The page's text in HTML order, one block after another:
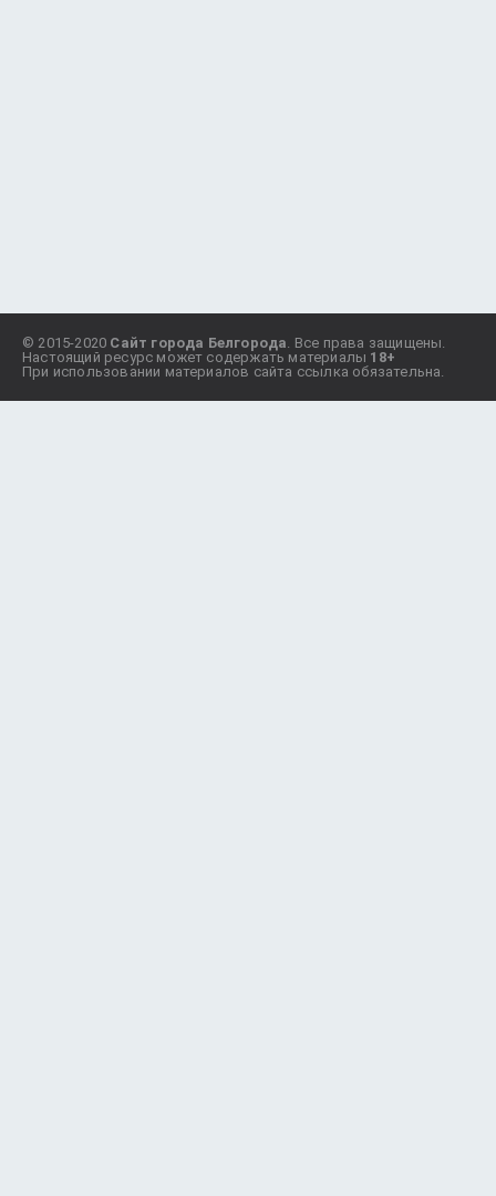
© 2015-2020 Сайт города Белгорода . Все права защищены.
Настоящий ресурс может содержать материалы 18+
При использовании материалов сайта ссылка обязательна.